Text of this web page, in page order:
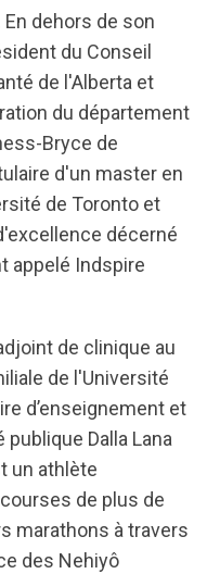
dehors de son
du Conseil
de l'Alberta et
du département
Bryce de
d'un master en
de Toronto et
décerné
appelé Indspire
de clinique au
de l'Université
d’enseignement et
Dalla Lana
un athlète
de plus de
marathons à travers
des Nehiyô